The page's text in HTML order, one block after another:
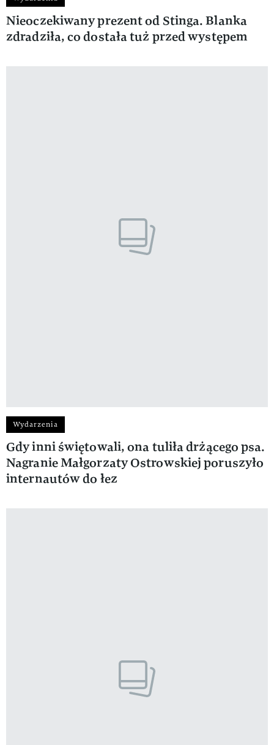
Nieoczekiwany prezent od Stinga. Blanka
zdradziła, co dostała tuż przed występem
Wydarzenia
Gdy inni świętowali, ona tuliła drżącego psa.
Nagranie Małgorzaty Ostrowskiej poruszyło
internautów do łez